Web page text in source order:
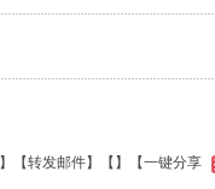
】【转发邮件】【 】 【一键分享